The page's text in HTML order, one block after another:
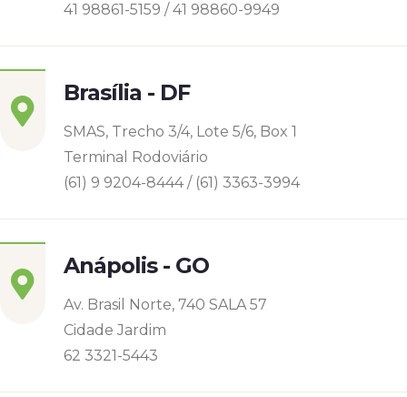
41 98861-5159 / 41 98860-9949
Brasília - DF
SMAS, Trecho 3/4, Lote 5/6, Box 1
Terminal Rodoviário
(61) 9 9204-8444 / (61) 3363-3994
Anápolis - GO
Av. Brasil Norte, 740 SALA 57
Cidade Jardim
62 3321-5443